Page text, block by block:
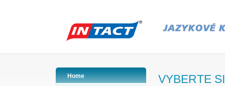
Home VYBERTE